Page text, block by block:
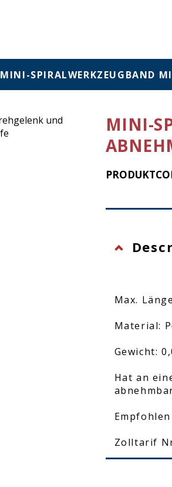
MINI-SPIRALWERKZEUGBAND
MINI-
Max.
Material:
Gewicht:
Hat an
Zolltarif